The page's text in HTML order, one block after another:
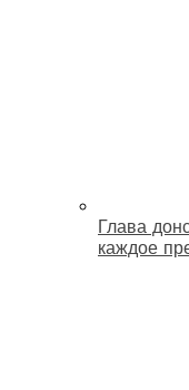
Глава
каждое